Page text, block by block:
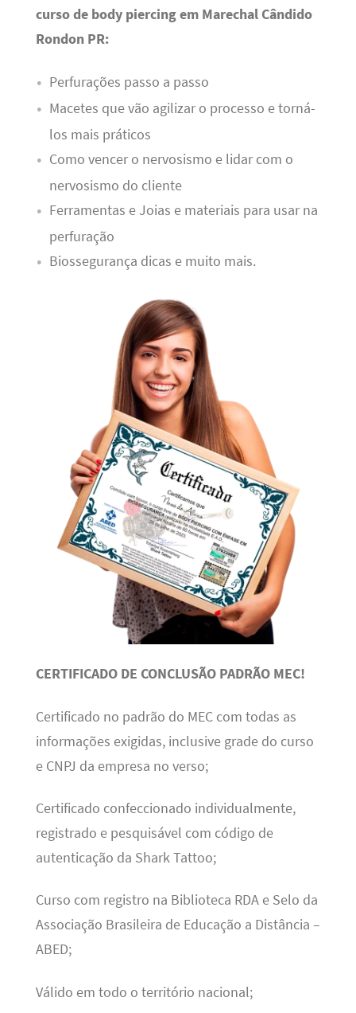
curso de body piercing em Marechal Cândido
Rondon PR:
Perfurações passo a passo
Macetes que vão agilizar o processo e torná-
los mais práticos
Como vencer o nervosismo e lidar com o
nervosismo do cliente
Ferramentas e Joias e materiais para usar na
perfuração
Biossegurança dicas e muito mais.
CERTIFICADO DE CONCLUSÃO PADRÃO MEC!
Certificado no padrão do MEC com todas as
informações exigidas, inclusive grade do curso
e CNPJ da empresa no verso;
Certificado confeccionado individualmente,
registrado e pesquisável com código de
autenticação da Shark Tattoo;
Curso com registro na Biblioteca RDA e Selo da
Associação Brasileira de Educação a Distância –
ABED;
Válido em todo o território nacional;